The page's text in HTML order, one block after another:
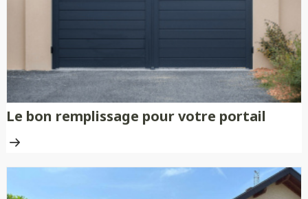
Le bon remplissage pour votre portail